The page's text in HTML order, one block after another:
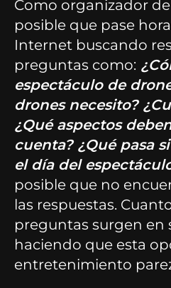
Como organizador
posible que pase
Internet buscando
preguntas como:
espectáculo de
drones necesito?
¿Qué aspectos
cuenta? ¿Qué pasa
el día del
posible que no
las respuestas.
preguntas surgen en
haciendo que esta
entretenimiento